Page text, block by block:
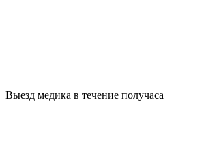
Выезд медика в течение получаса